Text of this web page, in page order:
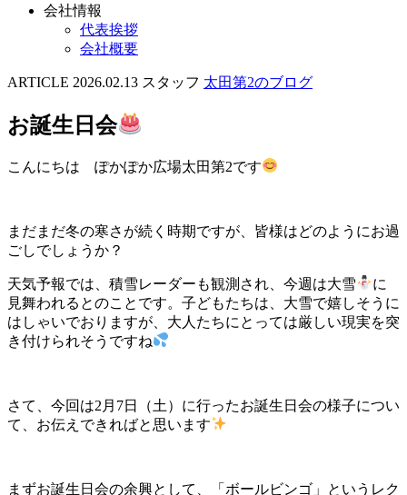
会社情報
代表挨拶
会社概要
ARTICLE 2026.02.13 スタッフ 太田第2のブログ
お誕生日会
こんにちは ぽかぽか広場太田第2です
まだまだ冬の寒さが続く時期ですが、皆様はどのようにお過
ごしでしょうか？
天気予報では、積雪レーダーも観測され、今週は大雪
に
見舞われるとのことです。子どもたちは、大雪で嬉しそうに
はしゃいでおりますが、大人たちにとっては厳しい現実を突
き付けられそうですね
さて、今回は2月7日（土）に行ったお誕生日会の様子につい
て、お伝えできればと思います
まずお誕生日会の余興として、「ボールビンゴ」というレク